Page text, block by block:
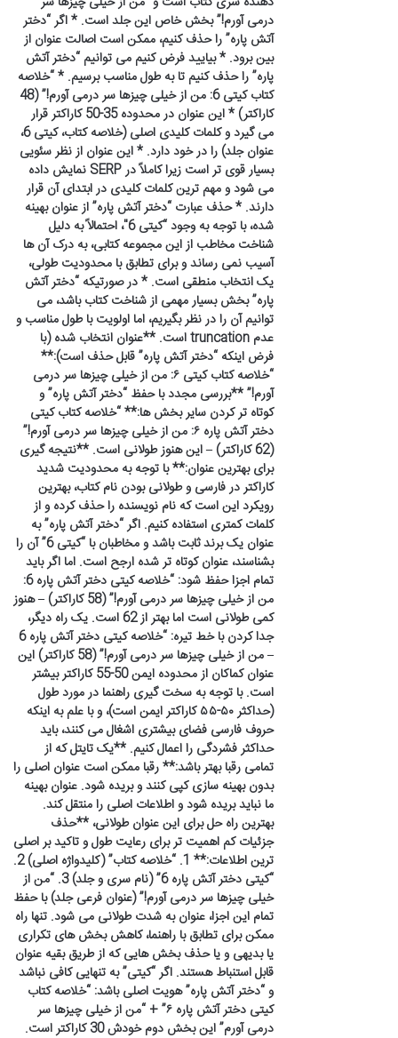
درمی آورم!” بخش خاص این جلد است. * اگر “دختر
آتش پاره” را حذف کنیم، ممکن است اصالت عنوان از
بین برود. * بیایید فرض کنیم می توانیم “دختر آتش
پاره” را حذف کنیم تا به طول مناسب برسیم. * “خلاصه
کتاب کیتی 6: من از خیلی چیزها سر درمی آورم!” (48
کاراکتر) * این عنوان در محدوده 35-50 کاراکتر قرار
می گیرد و کلمات کلیدی اصلی (خلاصه کتاب، کیتی 6،
عنوان جلد) را در خود دارد. * این عنوان از نظر سئویی
بسیار قوی تر است زیرا کاملاً در SERP نمایش داده
می شود و مهم ترین کلمات کلیدی در ابتدای آن قرار
دارند. * حذف عبارت “دختر آتش پاره” از عنوان بهینه
شده، با توجه به وجود “کیتی 6″، احتمالاً به دلیل
شناخت مخاطب از این مجموعه کتابی، به درک آن ها
آسیب نمی رساند و برای تطابق با محدودیت طولی،
یک انتخاب منطقی است. * در صورتیکه “دختر آتش
پاره” بخش بسیار مهمی از شناخت کتاب باشد، می
توانیم آن را در نظر بگیریم، اما اولویت با طول مناسب و
عدم truncation است. **عنوان انتخاب شده (با
فرض اینکه “دختر آتش پاره” قابل حذف است):**
“خلاصه کتاب کیتی ۶: من از خیلی چیزها سر درمی
آورم!” **بررسی مجدد با حفظ “دختر آتش پاره” و
کوتاه تر کردن سایر بخش ها:** “خلاصه کتاب کیتی
دختر آتش پاره ۶: من از خیلی چیزها سر درمی آورم!”
(62 کاراکتر) – این هنوز طولانی است. **نتیجه گیری
برای بهترین عنوان:** با توجه به محدودیت شدید
کاراکتر در فارسی و طولانی بودن نام کتاب، بهترین
رویکرد این است که نام نویسنده را حذف کرده و از
کلمات کمتری استفاده کنیم. اگر “دختر آتش پاره” به
عنوان یک برند ثابت باشد و مخاطبان با “کیتی 6” آن را
بشناسند، عنوان کوتاه تر شده ارجح است. اما اگر باید
تمام اجزا حفظ شود: “خلاصه کیتی دختر آتش پاره 6:
من از خیلی چیزها سر درمی آورم!” (58 کاراکتر) – هنوز
کمی طولانی است اما بهتر از 62 است. یک راه دیگر،
جدا کردن با خط تیره: “خلاصه کیتی دختر آتش پاره 6
– من از خیلی چیزها سر درمی آورم!” (58 کاراکتر) این
عنوان کماکان از محدوده ایمن 50-55 کاراکتر بیشتر
است. با توجه به سخت گیری راهنما در مورد طول
(حداکثر ۵۰-۵۵ کاراکتر ایمن است)، و با علم به اینکه
حروف فارسی فضای بیشتری اشغال می کنند، باید
حداکثر فشردگی را اعمال کنیم. **یک تایتل که از
تمامی رقبا بهتر باشد:** رقبا ممکن است عنوان اصلی را
بدون بهینه سازی کپی کنند و بریده شود. عنوان بهینه
ما نباید بریده شود و اطلاعات اصلی را منتقل کند.
بهترین راه حل برای این عنوان طولانی، **حذف
جزئیات کم اهمیت تر برای رعایت طول و تاکید بر اصلی
ترین اطلاعات:** 1. “خلاصه کتاب” (کلیدواژه اصلی) 2.
“کیتی دختر آتش پاره 6” (نام سری و جلد) 3. “من از
خیلی چیزها سر درمی آورم!” (عنوان فرعی جلد) با حفظ
تمام این اجزا، عنوان به شدت طولانی می شود. تنها راه
ممکن برای تطابق با راهنما، کاهش بخش های تکراری
یا بدیهی و یا حذف بخش هایی که از طریق بقیه عنوان
قابل استنباط هستند. اگر “کیتی” به تنهایی کافی نباشد
و “دختر آتش پاره” هویت اصلی باشد: “خلاصه کتاب
کیتی دختر آتش پاره ۶” + “من از خیلی چیزها سر
درمی آورم” این بخش دوم خودش 30 کاراکتر است.